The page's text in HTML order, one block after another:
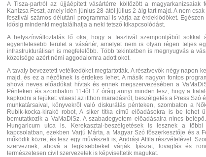
A Tisza-partról az újjáépített vásártérre költözött a magyarkanizsaiak
Kanizsa Feszt, amely idén június 28-ától július 2-áig tart majd. A nem
fesztivál számos délutáni programmal is várja az érdeklődőket.
idősig mindenki megtalálhatja a neki tetsző kikapcsolódást.
A helyszínváltoztatás fő oka, hogy a fesztivál szempontjából sokkal
egyenletesebb terület a vásártér, amelyet nem is olyan régen teljes
infrastrukturálisan is megfelelőbb. Több tekintetben is megnyugvás a
közelsége azért némi aggodalomra adott okot.
A tavaly bevezetett vetélkedőket megtartották. A résztvevők négy napon
majd, és ez a nézőknek is érdekes lehet. A másik nagyon fontos
ahová neves előadókat hívtak és ennek megszervezésében a
Pénteken és szombaton 11-től 17 óráig annyi minden lesz, hogy a
kapkodni a fejüket: vitaest az itthon maradásról, beszélgetés a Press Szó
munkatársaival, könyvekről való diskurálás pénteken, szombaton a
Rubik-kocka-kirakó robot, A siker titka című előadásokra is be lehet
bemutatkozik a VaMaDiSz. A szabadegyetem előadásaira nincs
Hungaricum utca is. Kerekasztal-beszélgetések is lesznek a
kapcsolatban, ezekben Varjú Márta, a Magyar Szó főszerkesztője és a
működik közre, és lesz egy művészeti is, Andrási Attila részvételével.
szerveznek, ahová a legkisebbeket várják. Íjászat, lovaglás és
természetesen civil szervezetek is képviseltetik magukat.